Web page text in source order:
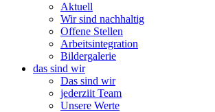
Aktuell
Wir sind nachhaltig
Offene Stellen
Arbeitsintegration
Bildergalerie
das sind wir
Das sind wir
jederziit Team
Unsere Werte